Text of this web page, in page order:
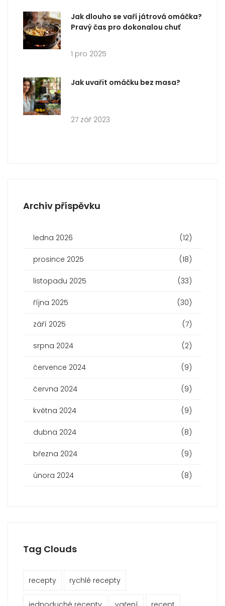
Jak dlouho se vaří játrová omáčka?
Pravý čas pro dokonalou chuť
1 pro 2025
Jak uvařit omáčku bez masa?
27 zář 2023
Archiv příspěvku
ledna 2026 (12)
prosince 2025 (18)
listopadu 2025 (33)
října 2025 (30)
září 2025 (7)
srpna 2024 (2)
července 2024 (9)
června 2024 (9)
května 2024 (9)
dubna 2024 (8)
března 2024 (9)
února 2024 (8)
Tag Clouds
recepty rychlé recepty